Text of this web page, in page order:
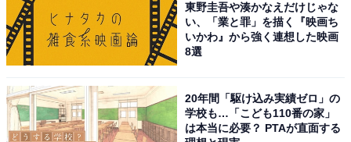
東野圭吾や湊かなえだけじゃな
い、「業と罪」を描く『映画ち
いかわ』から強く連想した映画
8選
20年間「駆け込み実績ゼロ」の
学校も…「こども110番の家」
は本当に必要？ PTAが直面する